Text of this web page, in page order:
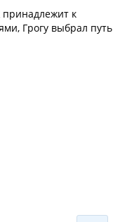
к
Грогу выбрал путь